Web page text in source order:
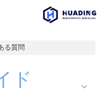
る質問
ド